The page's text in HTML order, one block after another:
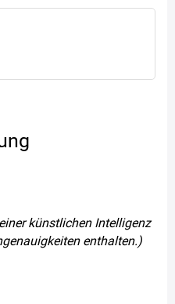
künstlichen Intelligenz
enthalten.)